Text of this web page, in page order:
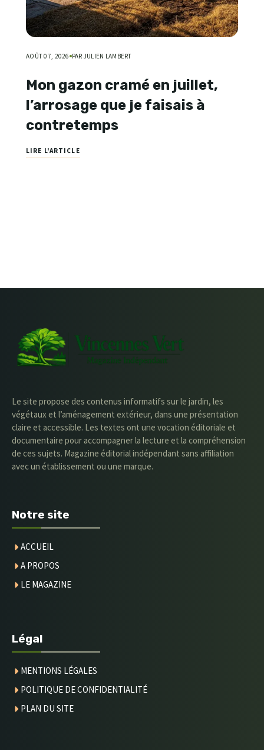
AOÛT 07, 2026 PAR JULIEN LAMBERT
Mon gazon cramé en juillet,
l’arrosage que je faisais à
contretemps
LIRE L'ARTICLE
Le site propose des contenus informatifs sur le jardin, les
végétaux et l’aménagement extérieur, dans une présentation
claire et accessible. Les textes ont une vocation éditoriale et
documentaire pour accompagner la lecture et la compréhension
de ces sujets. Magazine éditorial indépendant sans affiliation
avec un établissement ou une marque.
Notre site
ACCUEIL
A PROPOS
LE MAGAZINE
Légal
MENTIONS LÉGALES
POLITIQUE DE CONFIDENTIALITÉ
PLAN DU SITE